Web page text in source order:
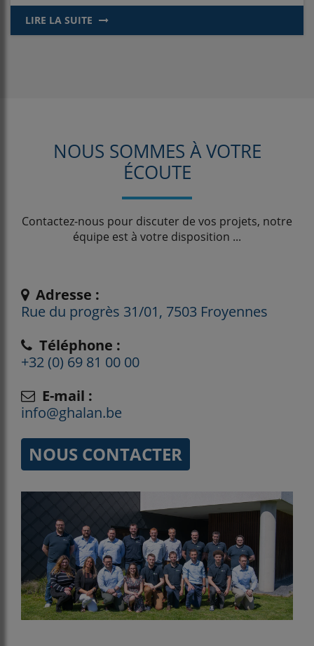
LIRE LA SUITE
NOUS SOMMES À VOTRE
ÉCOUTE
Contactez-nous pour discuter de vos projets, notre
équipe est à votre disposition ...
Adresse :
Rue du progrès 31/01, 7503 Froyennes
Téléphone :
+32 (0) 69 81 00 00
E-mail :
info@ghalan.be
NOUS CONTACTER